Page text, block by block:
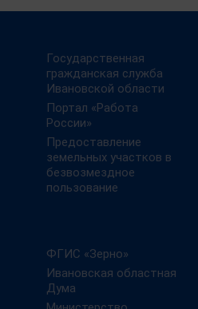
Государственная
гражданская служба
Ивановской области
Портал «Работа
России»
Предоставление
земельных участков в
безвозмездное
пользование
ФГИС «Зерно»
Ивановская областная
Дума